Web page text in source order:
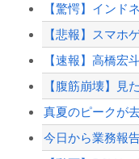
【速報】高橋宏
真夏のピークが